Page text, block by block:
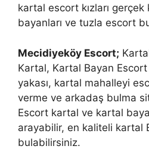
kartal escort kızları
bayanları ve tuzla escort
Mecidiyeköy Escort;
Kartal, Kartal Bayan
yakası, kartal mahalleyi
verme ve arkadaş bulma
Escort kartal ve kartal
arayabilir, en kaliteli kartal
bulabilirsiniz.